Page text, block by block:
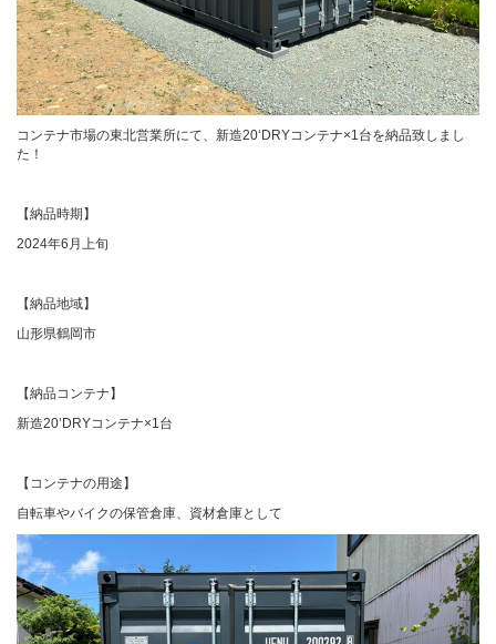
カタログダウンロード
展示会場案内
コンテナ市場の東北営業所にて、新造20‘DRYコンテナ×1台を納品致しまし
た！
【納品時期】
2024年6月上旬
【納品地域】
山形県鶴岡市
【納品コンテナ】
新造20’DRYコンテナ×1台
【コンテナの用途】
自転車やバイクの保管倉庫、資材倉庫として